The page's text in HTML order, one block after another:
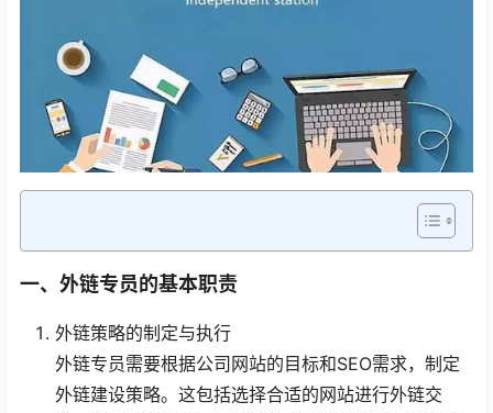
一、外链专员的基本职责
外链策略的制定与执行
外链专员需要根据公司网站的目标和SEO需求，制定
外链建设策略。这包括选择合适的网站进行外链交